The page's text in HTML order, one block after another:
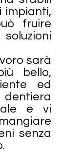
impianti,
fruire
sarà
bello,
ed
e vi
senza